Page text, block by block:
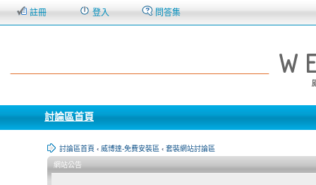
註冊 登入 問答集
討論區首頁
討論區首頁 ‹ 威博達-免費安裝區 ‹ 套裝網站討論區
網站公告